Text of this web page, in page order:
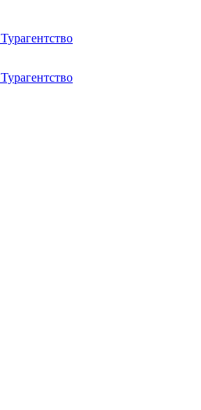
Турагентство
Турагентство